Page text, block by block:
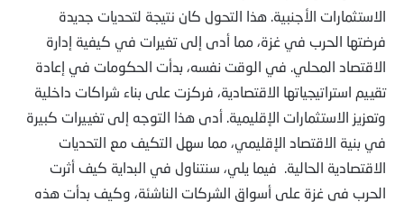
الاستثمارات الأجنبية. هذا التحول كان نتيجة لتحديات جديدة
فرضتها الحرب في غزة، مما أدى إلى تغيرات في كيفية إدارة
الاقتصاد المحلي. في الوقت نفسه، بدأت الحكومات في إعادة
تقييم استراتيجياتها الاقتصادية، فركزت على بناء شراكات داخلية
وتعزيز الاستثمارات الإقليمية. أدى هذا التوجه إلى تغييرات كبيرة
في بنية الاقتصاد الإقليمي، مما سهل التكيف مع التحديات
الاقتصادية الحالية. فيما يلي، سنتناول في البداية كيف أثرت
الحرب في غزة على أسواق الشركات الناشئة، وكيف بدأت هذه